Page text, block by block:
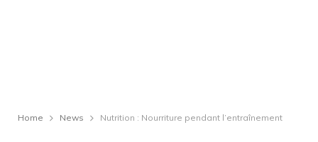
Home News Nutrition : Nourriture pendant l’entraînement